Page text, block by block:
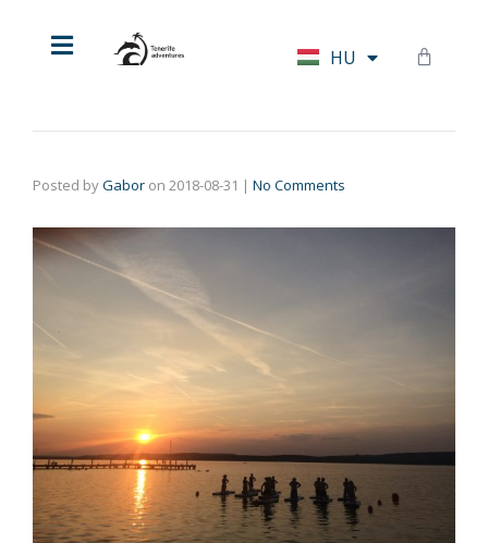
HU
DE
Posted byGabor on 2018-08-31 | No Comments